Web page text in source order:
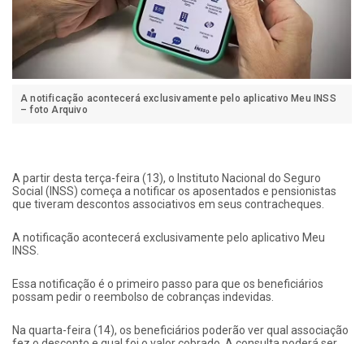
A notificação acontecerá exclusivamente pelo aplicativo Meu INSS
– foto Arquivo
A partir desta terça-feira (13), o Instituto Nacional do Seguro
Social (INSS) começa a notificar os aposentados e pensionistas
que tiveram descontos associativos em seus contracheques.
A notificação acontecerá exclusivamente pelo aplicativo Meu
INSS.
Essa notificação é o primeiro passo para que os beneficiários
possam pedir o reembolso de cobranças indevidas.
Na quarta-feira (14), os beneficiários poderão ver qual associação